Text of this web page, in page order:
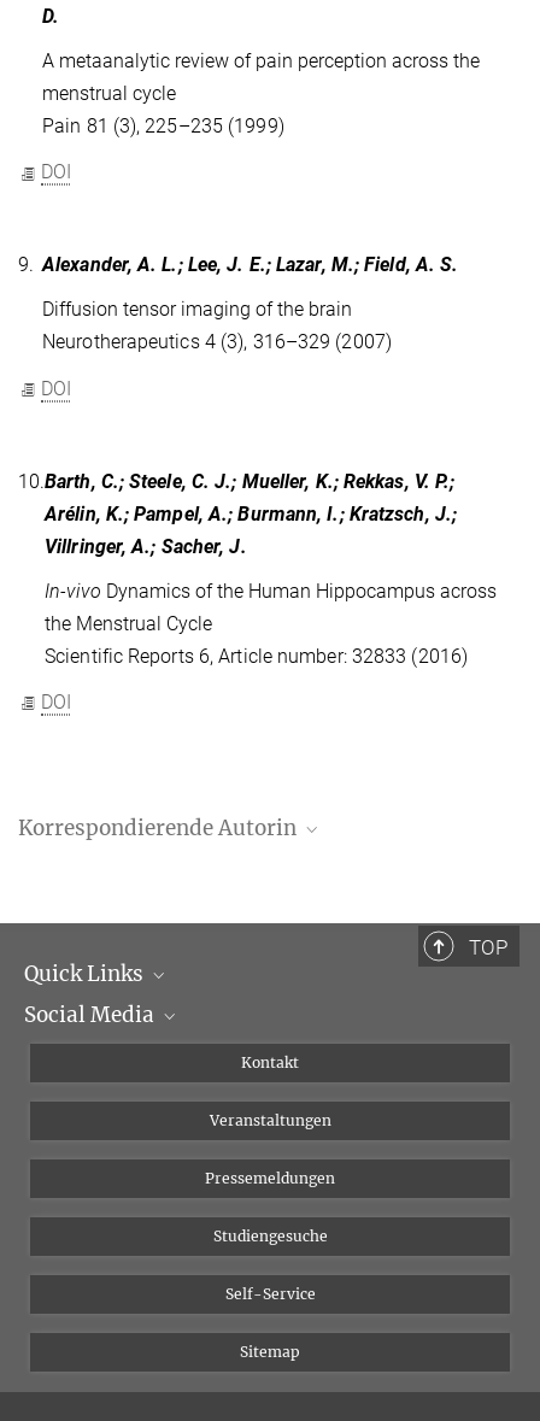
D.
A metaanalytic review of pain perception across the
menstrual cycle
Pain 81 (3), 225–235 (1999)
DOI
9. Alexander, A. L.; Lee, J. E.; Lazar, M.; Field, A. S.
Diffusion tensor imaging of the brain
Neurotherapeutics 4 (3), 316–329 (2007)
DOI
10.Barth, C.; Steele, C. J.; Mueller, K.; Rekkas, V. P.;
Arélin, K.; Pampel, A.; Burmann, I.; Kratzsch, J.;
Villringer, A.; Sacher, J.
In-vivo Dynamics of the Human Hippocampus across
the Menstrual Cycle
Scientific Reports 6, Article number: 32833 (2016)
DOI
Korrespondierende Autorin
+49 341 9940-2409
TOP
Quick Links
Institutsleitung
Social Media
Bluesky
YouTube
Kontakt
Veranstaltungen
Pressemeldungen
Studiengesuche
Self-Service
Sitemap